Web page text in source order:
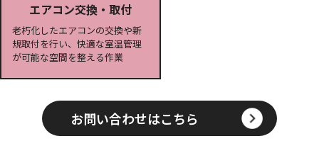
エアコン交換・取付
老朽化したエアコンの交換や新
規取付を行い、快適な室温管理
が可能な空間を整える作業
お問い合わせはこちら